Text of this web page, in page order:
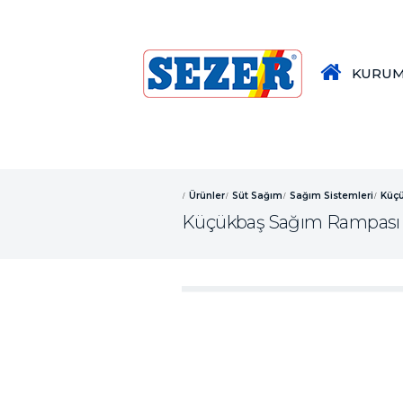
Ürünler Süt Sağım Sağım Sistemleri
Küçükbaş Sağım Rampası